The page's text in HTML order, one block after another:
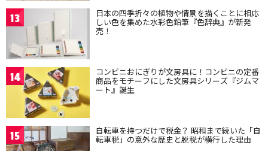
13 日本の四季折々の植物や情景を描くことに相応
しい色を集めた水彩色鉛筆『色辞典』が新発
売！
14 コンビニおにぎりが文房具に！コンビニの定番
商品をモチーフにした文房具シリーズ『ジムマ
ート』誕生
15 自転車を持つだけで税金？ 昭和まで続いた「自
転車税」の意外な歴史と脱税が横行した理由